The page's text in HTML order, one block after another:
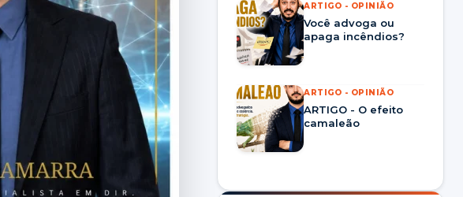
ARTIGO - OPINIÃO
Você advoga ou
apaga incêndios?
ARTIGO - OPINIÃO
ARTIGO - O efeito
camaleão